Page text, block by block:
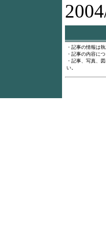
・記事の情報は
・記事の内容に
・記事、写真、
い。